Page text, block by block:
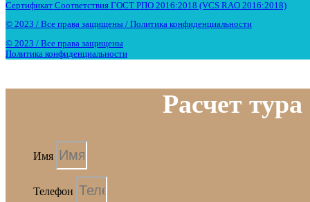
Сертификат Соответствия ГОСТ РПО 2016:2018 (VCS RAO 2016:2018)
© 2023 / Все права защищены / Политика конфиденциальности
© 2023 / Все права защищены
Политика конфиденциальности
Расчет тура
Имя
Телефон